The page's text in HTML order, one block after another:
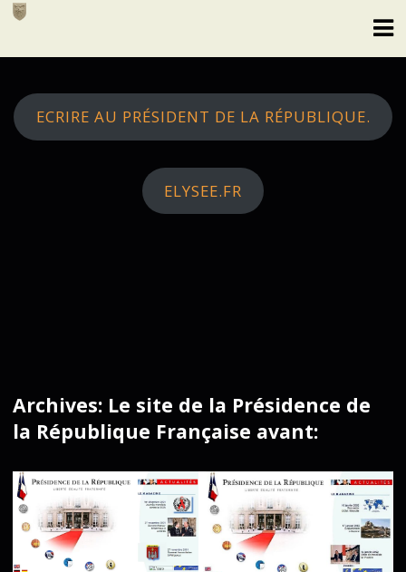
Skip
ECRIRE AU PRÉSIDENT DE LA RÉPUBLIQUE.
ELYSEE.FR
Archives: Le site de la Présidence de
la République Française avant: